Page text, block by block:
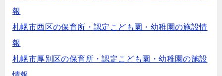
報
札幌市西区の保育所・認定こども園・幼稚園の施設情
報
札幌市厚別区の保育所・認定こども園・幼稚園の施設